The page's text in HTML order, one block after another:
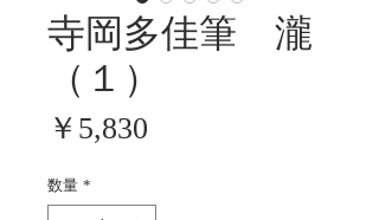
寺岡多佳筆 瀧
（１）
￥5,830
数量 *